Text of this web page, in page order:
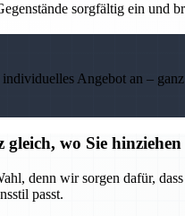
sorgfältig ein und
Angebot an –
wo Sie hinziehen
denn wir sorgen dafür,
passt.